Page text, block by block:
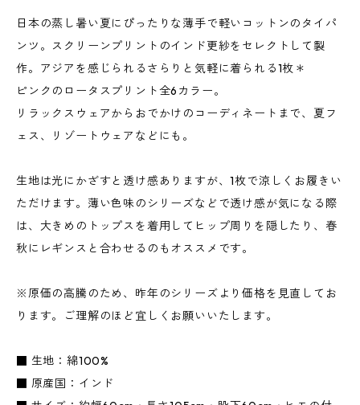
日本の蒸し暑い夏にぴったりな薄手で軽いコットンのタイパ
ンツ。スクリーンプリントのインド更紗をセレクトして製
作。アジアを感じられるさらりと気軽に着られる1枚＊
ピンクのロータスプリント全6カラー。
リラックスウェアからおでかけのコーディネートまで、夏フ
ェス、リゾートウェアなどにも。
生地は光にかざすと透け感ありますが、1枚で涼しくお履きい
ただけます。薄い色味のシリーズなどで透け感が気になる際
は、大きめのトップスを着用してヒップ周りを隠したり、春
秋にレギンスと合わせるのもオススメです。
※原価の高騰のため、昨年のシリーズより価格を見直してお
ります。ご理解のほど宜しくお願いいたします。
■ 生地：綿100%
■ 原産国：インド